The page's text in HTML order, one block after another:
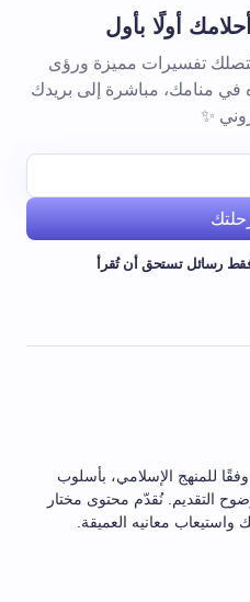
أولًا بأول
لتصلك تفسيرات مميزة ورؤى
في منامك، مباشرة إلى بريدك
✨
رحلتك
فقط رسائل تستحق أن تُقرأ
للمنهج الإسلامي، بأسلوب
التقديم. نُقدّم محتوى مختار
معانيه العميقة.